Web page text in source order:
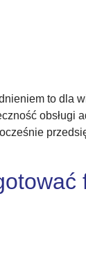
to dla
obsługi